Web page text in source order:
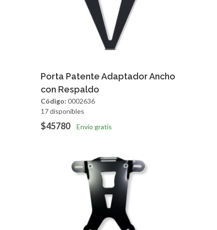
Agregar Vista Rapida
Porta Patente Adaptador Ancho
con Respaldo
Código: 0002636
17 disponibles
$45780 Envío gratis